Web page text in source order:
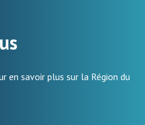
en savoir plus sur la Région du